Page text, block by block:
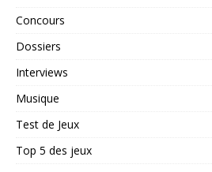
Concours
Dossiers
Interviews
Musique
Test de Jeux
Top 5 des jeux